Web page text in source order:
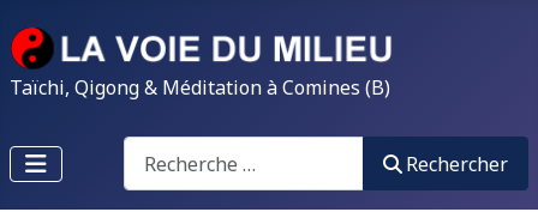
Taïchi, Qigong & Méditation à Comines (B)
Search
Rechercher